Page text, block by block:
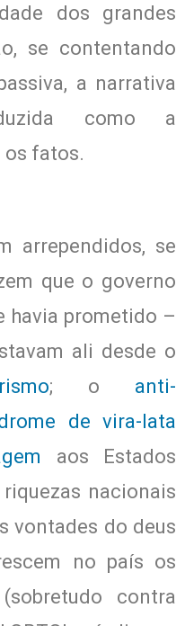
dos grandes
se contentando
a narrativa
como a
os fatos.
arrependidos, se
que o governo
havia prometido –
ali desde o
; o anti-
de vira-lata
aos Estados
nacionais
vontades do deus
no país os
contra